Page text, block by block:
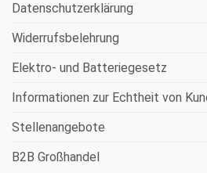
Datenschutzerklärung
Widerrufsbelehrung
Elektro- und Batteriegesetz
Informationen zur Echtheit von
Stellenangebote
B2B Großhandel